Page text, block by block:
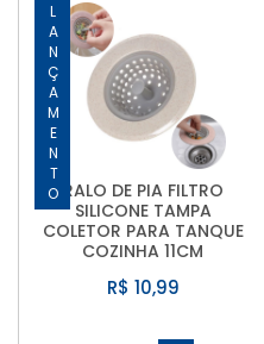
LANÇAMENTO RALO DE PIA FILTRO
SILICONE TAMPA
COLETOR PARA TANQUE
COZINHA 11CM
R$ 10,99